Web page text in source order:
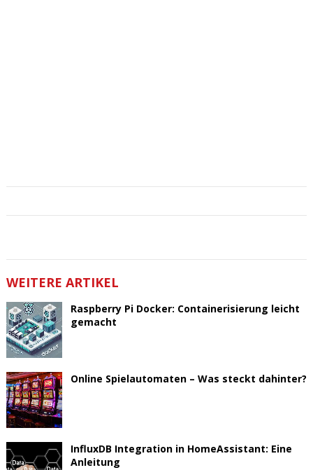
WEITERE ARTIKEL
Raspberry Pi Docker: Containerisierung leicht
gemacht
Online Spielautomaten – Was steckt dahinter?
InfluxDB Integration in HomeAssistant: Eine
Anleitung